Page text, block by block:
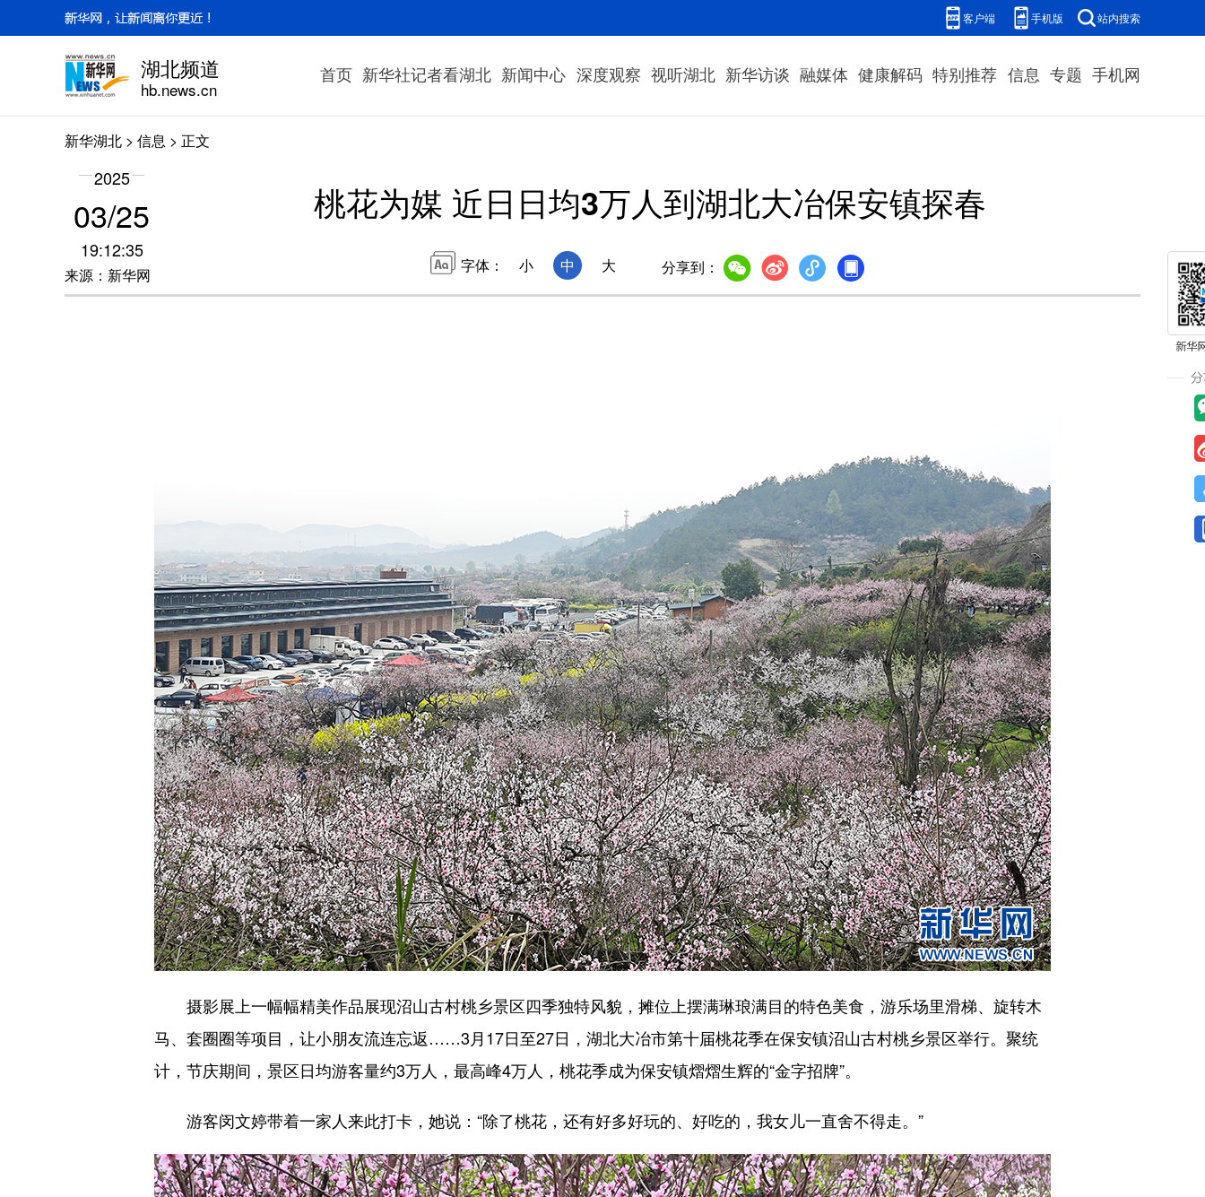
客户端 手机版 站内搜索
湖北频道
hb.news.cn
首页 新华社记者看湖北 新闻中心 深度观察 视听湖北 新华访谈 融媒体 健康解码 特别推荐 信息 专题 手机网
新华湖北 > 信息 > 正文
2025
03/25
19:12:35
来源：新华网
桃花为媒 近日日均3万人到湖北大冶保安镇探春
字体： 小 中 大 分享到：
摄影展上一幅幅精美作品展现沼山古村桃乡景区四季独特风貌，摊位上摆满琳琅满目的特色美食，游乐场里滑梯、旋转木
马、套圈圈等项目，让小朋友流连忘返……3月17日至27日，湖北大冶市第十届桃花季在保安镇沼山古村桃乡景区举行。聚统
计，节庆期间，景区日均游客量约3万人，最高峰4万人，桃花季成为保安镇熠熠生辉的“金字招牌”。
游客闵文婷带着一家人来此打卡，她说：“除了桃花，还有好多好玩的、好吃的，我女儿一直舍不得走。”